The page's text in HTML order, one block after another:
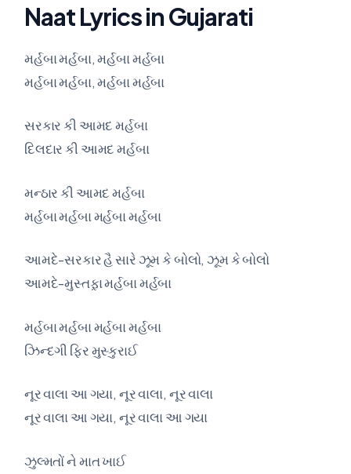
Naat Lyrics in Gujarati
મર્હબા મર્હબા, મર્હબા મર્હબા
મર્હબા મર્હબા, મર્હબા મર્હબા
સરકાર કી આમદ મર્હબા
દિલદાર કી આમદ મર્હબા
મન્ઠાર કી આમદ મર્હબા
મર્હબા મર્હબા મર્હબા મર્હબા
આમદે-સરકાર હૈ સારે ઝૂમ કે બોલો, ઝૂમ કે બોલો
આમદે-મુસ્તફ઼ા મર્હબા મર્હબા
મર્હબા મર્હબા મર્હબા મર્હબા
ઝિન્દગી ફિર મુસ્કુરાઈ
નૂર વાલા આ ગયા, નૂર વાલા, નૂર વાલા
નૂર વાલા આ ગયા, નૂર વાલા આ ગયા
ઝુલ્મતોં ને માત ખાઈ